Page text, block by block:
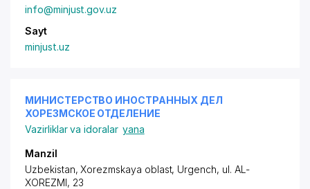
info@minjust.gov.uz
Sayt
minjust.uz
МИНИСТЕРСТВО ИНОСТРАННЫХ ДЕЛ
ХОРЕЗМСКОЕ ОТДЕЛЕНИЕ
Vazirliklar va idoralar yana
Manzil
Uzbekistan, Xorezmskaya oblast, Urgench, ul. AL-
XOREZMI, 23